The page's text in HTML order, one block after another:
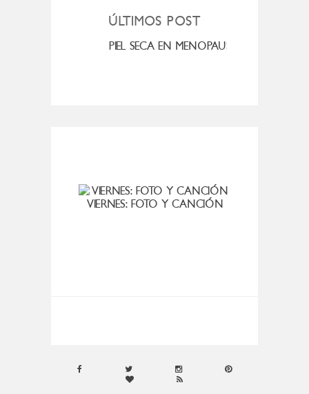
ÚLTIMOS POST
PIEL SECA EN MENOPAUSIA
VIERNES: FOTO Y CANCIÓN